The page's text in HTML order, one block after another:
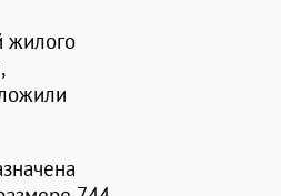
жилого